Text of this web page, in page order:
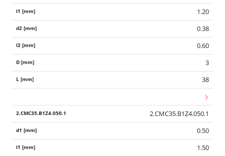
1.20
0.38
0.60
3
38
2.CMC35.B1Z4.050.1
0.50
1.50